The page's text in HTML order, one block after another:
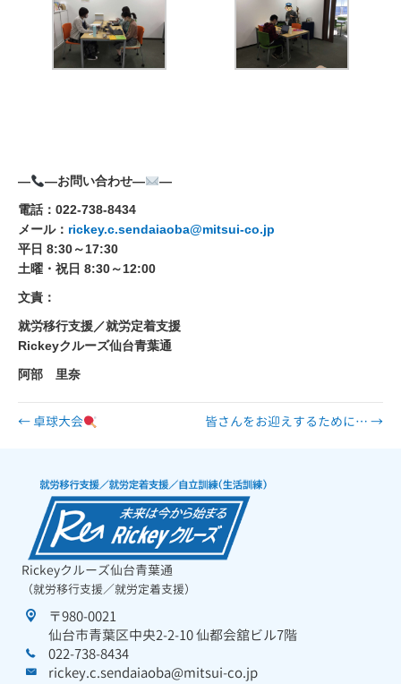
— —お問い合わせ—
—
電話：022-738-8434
メール： rickey.c.sendaiaoba@mitsui-co.jp
平日 8:30～17:30
土曜・祝日 8:30～12:00
文責：
就労移行支援／就労定着支援
Rickeyクルーズ仙台青葉通
阿部 里奈
← 卓球大会 皆さんをお迎えするために… →
Rickeyクルーズ仙台青葉通
（就労移行支援／就労定着支援）
〒980-0021
仙台市青葉区中央2-2-10 仙都会舘ビル7階
022-738-8434
rickey.c.sendaiaoba@mitsui-co.jp